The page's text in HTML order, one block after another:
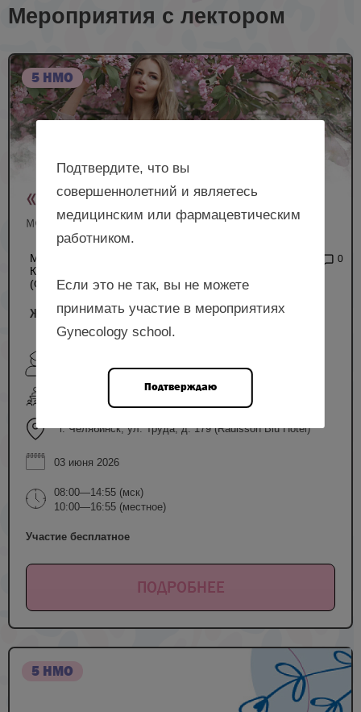
Мероприятия с лектором
5 НМО
МЕЖРЕГИОНАЛЬНАЯ
КОНФЕРЕНЦИЯ РОАГ
(ОЧНЫЙ ФОРМАТ)
0
Женское здоровье, г. Челябинск
Сафронов О.В., Нуждина Е.В. и др.
г. Челябинск, ул. Труда, д. 179 (Radisson Blu Hotel)
03 июня 2026
08:00—14:55 (мск)
10:00—16:55 (местное)
Участие бесплатное
ПОДРОБНЕЕ
5 НМО
Подтвердите, что вы
совершеннолетний и являетесь
медицинским или фармацевтическим
работником.
Если это не так, вы не можете
принимать участие в мероприятиях
Gynecology school.
Подтверждаю